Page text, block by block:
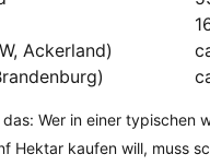
Ackerland)
Wer in einer typischen
Hektar kaufen will, muss